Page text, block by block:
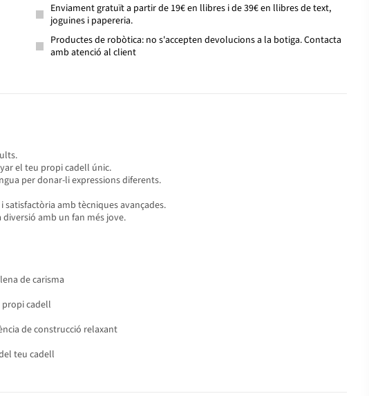
Enviament gratuït a partir de 19€ en llibres i de 39€ en llibres de text,
joguines i papereria.
Productes de robòtica: no s'accepten devolucions a la botiga. Contacta
amb atenció al client
el teu propi cadell únic.
per donar-li expressions diferents.
amb tècniques avançades.
amb un fan més jove.
de carisma
propi cadell
de construcció relaxant
teu cadell